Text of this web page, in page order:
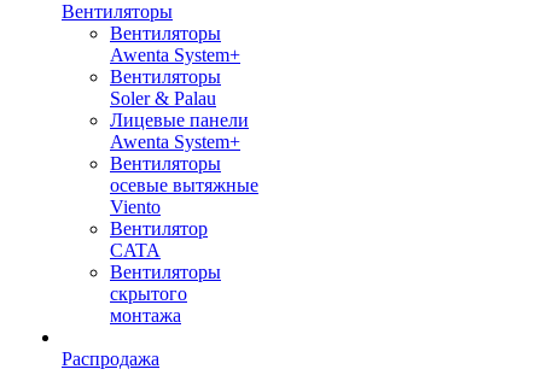
Вентиляторы
Вентиляторы
Awenta System+
Вентиляторы
Soler & Palau
Лицевые панели
Awenta System+
Вентиляторы
осевые вытяжные
Viento
Вентилятор
CATA
Вентиляторы
скрытого
монтажа
Распродажа